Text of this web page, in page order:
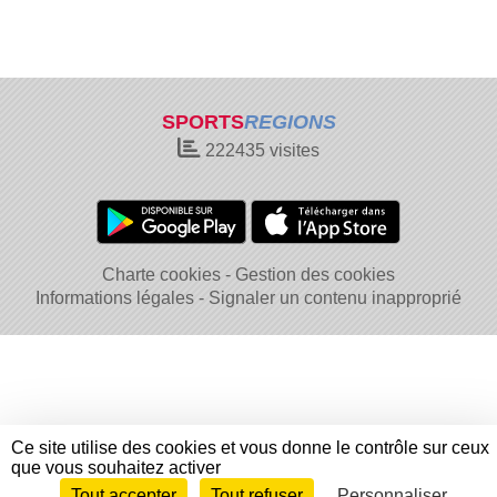
SPORTSREGIONS
222435 visites
Charte cookies
Gestion des cookies
Informations légales
Signaler un contenu inapproprié
Ce site utilise des cookies et vous donne le contrôle sur ceux
que vous souhaitez activer